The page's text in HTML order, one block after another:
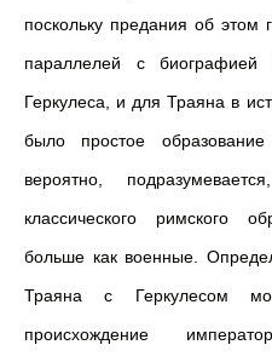
поскольку предания об этом
параллелей с
Геркулеса, и для Траяна в
было простое
вероятно,
классического римского
больше как военные.
Траяна с Геркулесом
происхождение